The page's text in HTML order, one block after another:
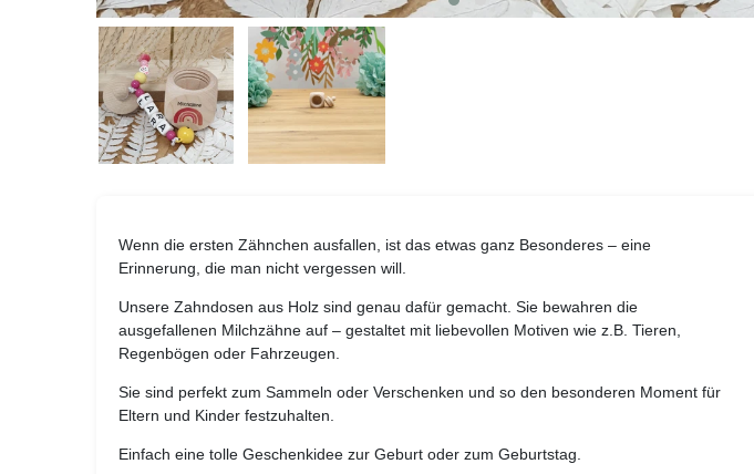
Wenn die ersten Zähnchen ausfallen, ist das etwas ganz Besonderes – eine
Erinnerung, die man nicht vergessen will.
Unsere Zahndosen aus Holz sind genau dafür gemacht. Sie bewahren die
ausgefallenen Milchzähne auf – gestaltet mit liebevollen Motiven wie z.B. Tieren,
Regenbögen oder Fahrzeugen.
Sie sind perfekt zum Sammeln oder Verschenken und so den besonderen Moment für
Eltern und Kinder festzuhalten.
Einfach eine tolle Geschenkidee zur Geburt oder zum Geburtstag.